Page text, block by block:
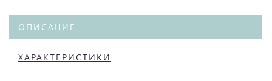
ОПИСАНИЕ
ХАРАКТЕРИСТИКИ